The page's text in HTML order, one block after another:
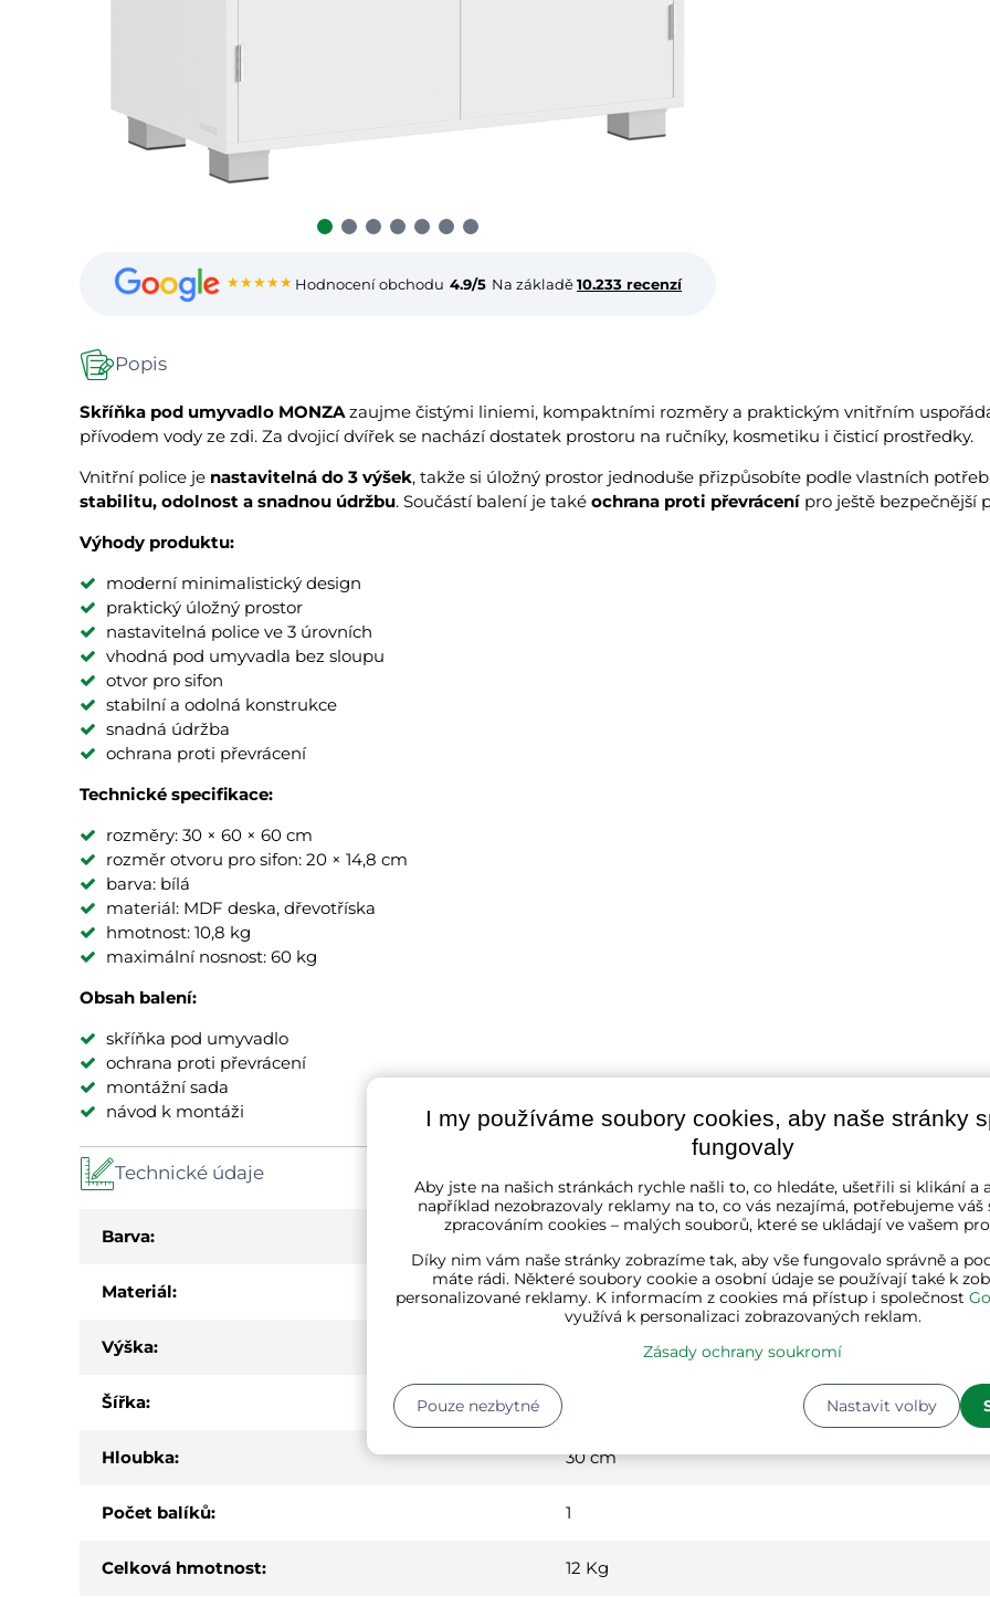
★★★★★ Hodnocení obchodu 4.9/5 Na základě10.233 recenzí
Popis
Skříňka pod umyvadlo MONZA zaujme čistými liniemi, kompaktními rozměry a praktickým vnitřním
přívodem vody ze zdi. Za dvojicí dvířek se nachází dostatek prostoru na ručníky, kosmetiku i čisticí prostředky.
Vnitřní police je nastavitelná do 3 výšek, takže si úložný prostor jednoduše přizpůsobíte podle vlastních
stabilitu, odolnost a snadnou údržbu. Součástí balení je také ochrana proti převrácení pro ještě bezpečnější
Výhody produktu:
moderní minimalistický design
praktický úložný prostor
nastavitelná police ve 3 úrovních
vhodná pod umyvadla bez sloupu
otvor pro sifon
stabilní a odolná konstrukce
snadná údržba
ochrana proti převrácení
Technické specifikace:
rozměry: 30 × 60 × 60 cm
rozměr otvoru pro sifon: 20 × 14,8 cm
barva: bílá
materiál: MDF deska, dřevotříska
hmotnost: 10,8 kg
maximální nosnost: 60 kg
Obsah balení:
skříňka pod umyvadlo
ochrana proti převrácení
montážní sada
návod k montáži
Technické údaje
Barva: bílá
Materiál: dřevo
Výška:
Šířka:
Hloubka: 30 cm
Počet balíků: 1
Celková hmotnost: 12 Kg
I my používáme soubory cookies, aby naše stránky
fungovaly
Aby jste na našich stránkách rychle našli to, co hledáte, ušetřili si klikání a
například nezobrazovaly reklamy na to, co vás nezajímá, potřebujeme váš
zpracováním cookies – malých souborů, které se ukládají ve vašem
Díky nim vám naše stránky zobrazíme tak, aby vše fungovalo správně a
máte rádi. Některé soubory cookie a osobní údaje se používají také k
personalizované reklamy. K informacím z cookies má přístup i společnost
využívá k personalizaci zobrazovaných reklam.
Zásady ochrany soukromí
Nastavit volby
Pouze nezbytné